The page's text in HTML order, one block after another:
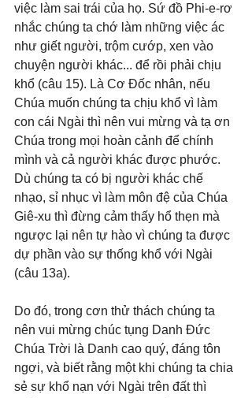
việc làm sai trái của họ. Sứ đồ Phi-e-rơ
nhắc chúng ta chớ làm những việc ác
như giết người, trộm cướp, xen vào
chuyện người khác... để rồi phải chịu
khổ (câu 15). Là Cơ Đốc nhân, nếu
Chúa muốn chúng ta chịu khổ vì làm
con cái Ngài thì nên vui mừng và tạ ơn
Chúa trong mọi hoàn cảnh để chính
mình và cả người khác được phước.
Dù chúng ta có bị người khác chế
nhạo, sỉ nhục vì làm môn đệ của Chúa
Giê-xu thì đừng cảm thấy hổ thẹn mà
ngược lại nên tự hào vì chúng ta được
dự phần vào sự thống khổ với Ngài
(câu 13a).
Do đó, trong cơn thử thách chúng ta
nên vui mừng chúc tụng Danh Đức
Chúa Trời là Danh cao quý, đáng tôn
ngợi, và biết rằng một khi chúng ta chia
sẻ sự khổ nạn với Ngài trên đất thì